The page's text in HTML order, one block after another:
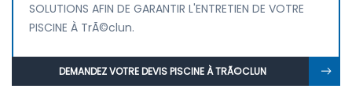
SOLUTIONS AFIN DE GARANTIR L'ENTRETIEN DE VOTRE
PISCINE À TrÃ©clun.
DEMANDEZ VOTRE DEVIS PISCINE À TRÃ©CLUN